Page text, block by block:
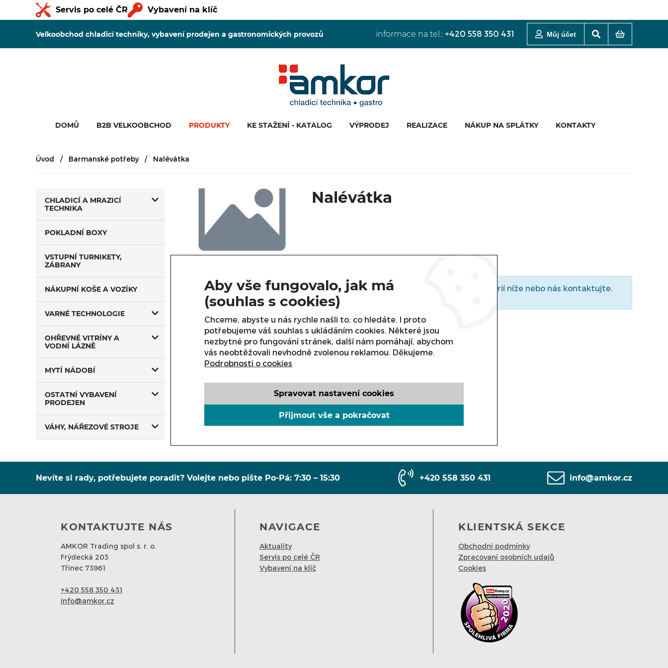
Servis po celé ČR Vybavení na klíč
Velkoobchod chladicí techniky, vybavení prodejen a gastronomických provozů informace na tel.: +420 558 350 431 Můj účet
DOMŮ B2B VELKOOBCHOD PRODUKTY KE STAŽENÍ - KATALOG VÝPRODEJ REALIZACE NÁKUP NA SPLÁTKY KONTAKTY
Úvod Barmanské potřeby Nalévátka
CHLADICÍ A MRAZICÍ
TECHNIKA
POKLADNÍ BOXY
VSTUPNÍ TURNIKETY,
ZÁBRANY
NÁKUPNÍ KOŠE A VOZÍKY
VARNÉ TECHNOLOGIE
OHŘEVNÉ VITRÍNY A
VODNÍ LÁZNĚ
MYTÍ NÁDOBÍ
OSTATNÍ VYBAVENÍ
PRODEJEN
VÁHY, NÁŘEZOVÉ STROJE
Nalévátka
V této kategorii nejsou zařazeny žádné produkty. Podívejte se do podkategorií níže nebo nás kontaktujte.
Rádi Vám zašleme nabídku konkrétního zboží.
Nevíte si rady, potřebujete poradit? Volejte nebo pište Po-Pá: 7:30 – 15:30 +420 558 350 431 info@amkor.cz
KONTAKTUJTE NÁS
AMKOR Trading spol s. r. o.
Frýdecká 203
Třinec 73961
+420 558 350 431
info@amkor.cz
NAVIGACE
Aktuality
Servis po celé ČR
Vybavení na klíč
KLIENTSKÁ SEKCE
Obchodní podmínky
Zpracovaní osobních udajů
Cookies
Aby vše fungovalo, jak má
(souhlas s cookies)
Chceme, abyste u nás rychle našli to, co hledáte. I proto
potřebujeme váš souhlas s ukládáním cookies. Některé jsou
nezbytné pro fungování stránek, další nám pomáhají, abychom
vás neobtěžovali nevhodně zvolenou reklamou. Děkujeme.
Podrobnosti o cookies
Spravovat nastavení cookies
Přijmout vše a pokračovat